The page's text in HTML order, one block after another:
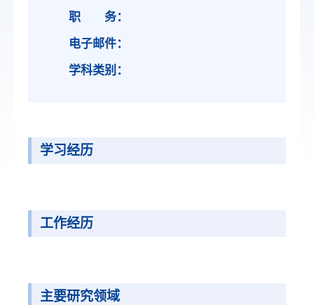
职 务：
电子邮件：
学科类别：
学习经历
工作经历
主要研究领域